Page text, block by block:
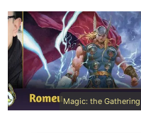
Magic: the Gathering